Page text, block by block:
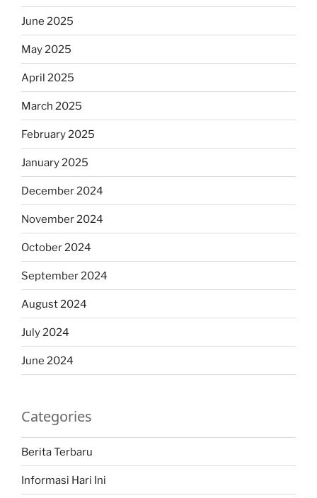
June 2025
May 2025
April 2025
March 2025
February 2025
January 2025
December 2024
November 2024
October 2024
September 2024
August 2024
July 2024
June 2024
Categories
Berita Terbaru
Informasi Hari Ini